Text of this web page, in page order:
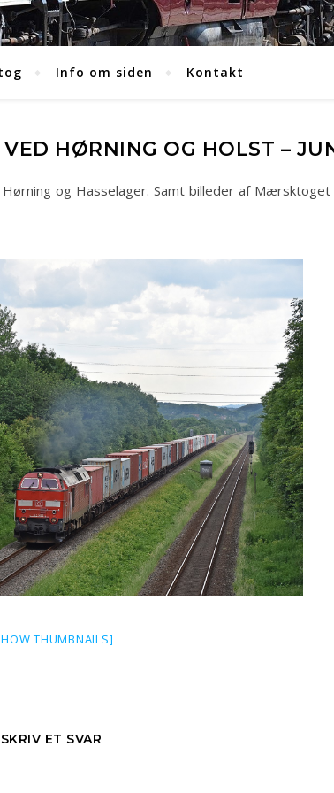
Info om siden Kontakt
HØRNING OG HOLST –
og Hasselager. Samt billeder af
THUMBNAILS]
SKRIV ET SVAR